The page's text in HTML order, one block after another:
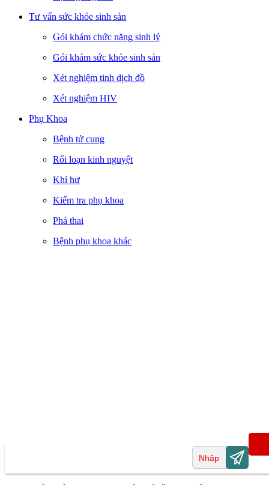
Tư vấn sức khỏe sinh sản
Gói khám chức năng sinh lý
Gói khám sức khỏe sinh sản
Xét nghiệm tinh dịch đồ
Xét nghiệm HIV
Phụ Khoa
Bệnh tử cung
Rối loạn kinh nguyệt
Khí hư
Kiểm tra phụ khoa
Phá thai
Bệnh phụ khoa khác